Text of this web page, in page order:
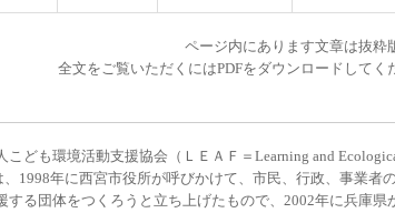
ページ内にあります文章は抜粋
全文をご覧いただくにはPDFをダウンロードしてく
ども環境活動支援協会（ＬＥＡＦ＝Learning and
、1998年に西宮市役所が呼びかけて、市民、行政、事業者
する団体をつくろうと立ち上げたもので、2002年に兵庫